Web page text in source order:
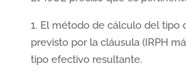
1. El método de cálculo del tipo
previsto por la cláusula (IRPH
tipo efectivo resultante.